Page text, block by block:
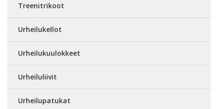
Treenitrikoot
Urheilukellot
Urheilukuulokkeet
Urheiluliivit
Urheilupatukat